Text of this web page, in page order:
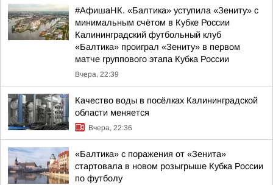
#АфишаНК. «Балтика» уступила «Зениту» с
минимальным счётом в Кубке России
Калининградский футбольный клуб
«Балтика» проиграл «Зениту» в первом
матче группового этапа Кубка России
Вчера, 22:39
Качество воды в посёлках Калининградской
области меняется
Вчера, 22:36
«Балтика» с поражения от «Зенита»
стартовала в новом розыгрыше Кубка России
по футболу